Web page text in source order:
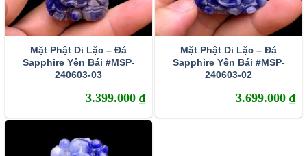
Mặt Phật Di Lặc – Đá
Sapphire Yên Bái #MSP-
240603-03
3.399.000 ₫
Mặt Phật Di Lặc – Đá
Sapphire Yên Bái #MSP-
240603-02
3.699.000 ₫